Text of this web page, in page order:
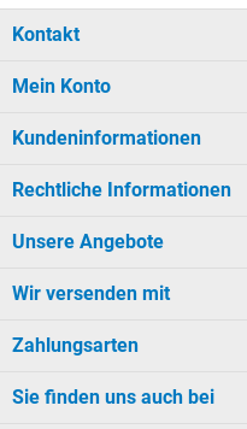
Kontakt
Mein Konto
Kundeninformationen
Rechtliche Informationen
Unsere Angebote
Wir versenden mit
Zahlungsarten
Sie finden uns auch bei